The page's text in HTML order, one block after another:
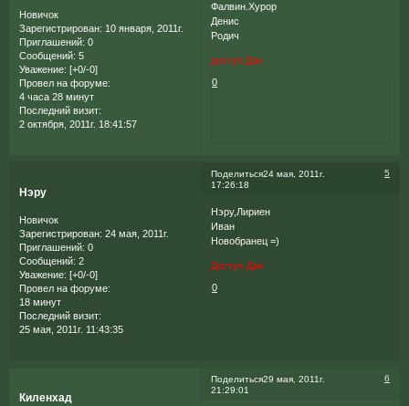
Новичок
Зарегистрирован: 10 января, 2011г.
Приглашений: 0
Сообщений: 5
Уважение: [+0/-0]
Провел на форуме:
4 часа 28 минут
Последний визит:
2 октября, 2011г. 18:41:57
Фалвин.Хурор
Денис
Родич
доступ Дан
0
Поделиться 5
24 мая, 2011г.
17:26:18
Нэру
Новичок
Зарегистрирован: 24 мая, 2011г.
Приглашений: 0
Сообщений: 2
Уважение: [+0/-0]
Провел на форуме:
18 минут
Последний визит:
25 мая, 2011г. 11:43:35
Нэру,Лириен
Иван
Новобранец =)
Доступ Дан
0
Поделиться 6
29 мая, 2011г.
21:29:01
Киленхад